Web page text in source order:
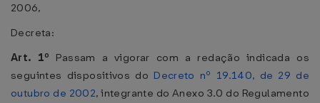
2006,
Decreta:
Art. 1º Passam a vigorar com a redação indicada os
seguintes dispositivos do Decreto nº 19.140, de 29 de
outubro de 2002, integrante do Anexo 3.0 do Regulamento